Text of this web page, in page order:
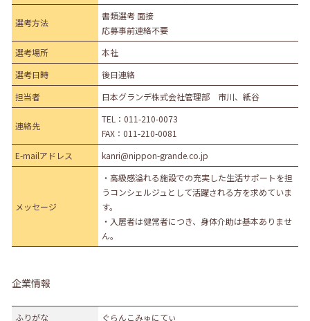
選考方法
書類選考 面接
応募事前連絡不要
選考場所
本社
選考日時
後日連絡
担当者
日本グランデ株式会社管理部 市川、紙谷
連絡先
TEL： 011-210-0073
FAX：011-210-0081
E-mailアドレス
kanri@nippon-grande.co.jp
メッセージ
・高級感溢れる施設での充実した生活サポートを担
うコンシェルジュとして活躍される方を求めていま
す。
・入居者は健常者につき、身体介助は基本ありませ
ん。
企業情報
ふりがな
ぐらんこみゅにてぃ